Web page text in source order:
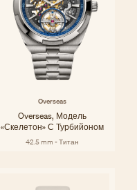
Overseas
Overseas, Модель
«скелетон» С Турбийоном
42.5 mm - Титан